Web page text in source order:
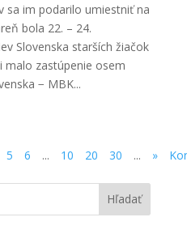
sa im podarilo umiestniť na
bola 22. – 24.
Slovenska starších žiačok
malo zastúpenie osem
− MBK...
5 6 ... 10 20 30 ... »
Hľadať